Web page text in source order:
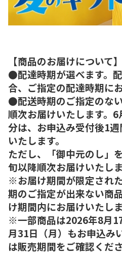
【商品のお届けについて】
●配達時期が選べます。
合、ご指定の配達時期に
●配送時期のご指定のな
順次お届けいたします。
分は、お申込み受付後1
いたします。
ただし、「御中元のし」
旬以降順次お届けいたしま
※お届け期間が限定され
期のご指定が出来ない商
け期間内にお届けいたしま
※一部商品は2026年8月
月31日（月）もお申込み
は販売期間をご確認くださ